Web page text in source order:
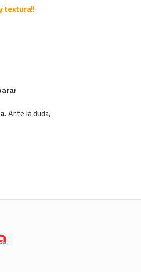
textura!!
. Ante la duda,